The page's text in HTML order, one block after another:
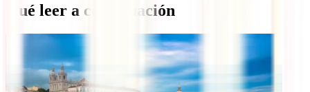
Qué leer a continuación